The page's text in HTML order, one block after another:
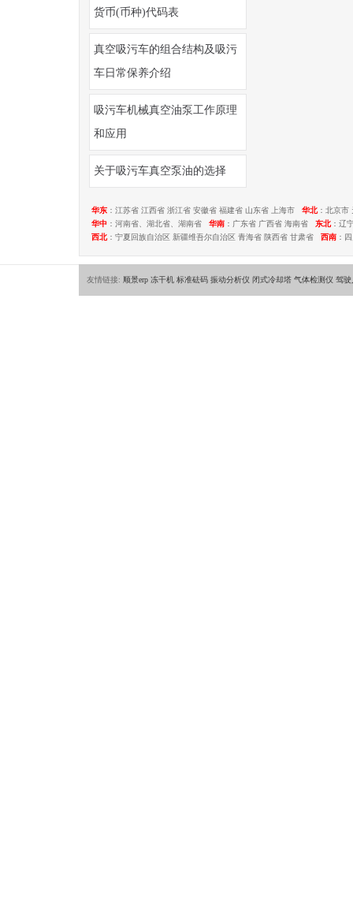
货币(币种)代码表
真空吸污车的组合结构及吸污
车日常保养介绍
吸污车机械真空油泵工作原理
和应用
关于吸污车真空泵油的选择
华东 ：江苏省 江西省 浙江省 安徽省 福建省 山东省 上海市 华北：北京市
华中 ：河南省、湖北省、湖南省 华南 ：广东省 广西省 海南省 东北：辽
西北：宁夏回族自治区 新疆维吾尔自治区 青海省 陕西省 甘肃省 西南 ：
友情链接: 顺景erp 冻干机 标准砝码 振动分析仪 闭式冷却塔 气体检测仪 驾驶